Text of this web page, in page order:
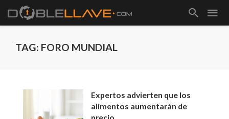
TAG: FORO MUNDIAL
Expertos advierten que los
alimentos aumentarán de